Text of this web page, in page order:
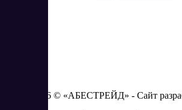
2023 - 2026 © «АБЕСТРЕЙД» - Сайт